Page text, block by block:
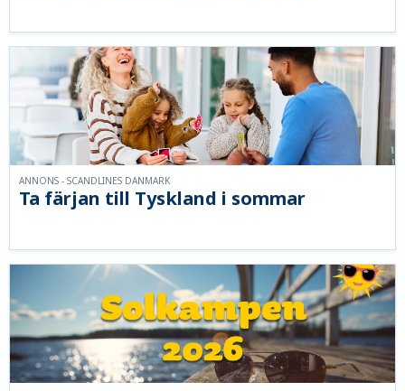
Ta färjan till Tyskland i sommar
ANNONS - SCANDLINES DANMARK